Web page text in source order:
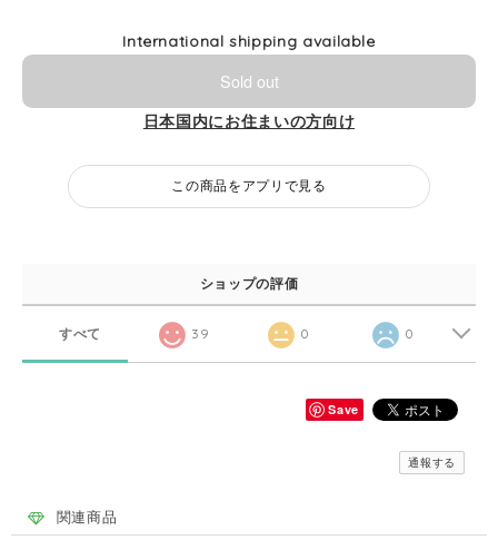
International shipping available
Sold out
日本国内にお住まいの方向け
この商品をアプリで見る
ショップの評価
すべて 39 0 0
Save
通報する
関連商品